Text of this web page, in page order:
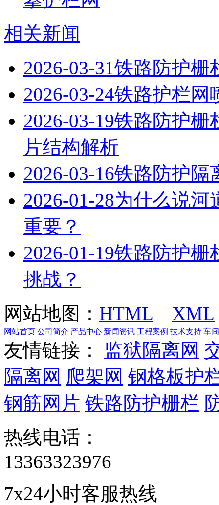
相关新闻
2026-03-31铁路防护栅
2026-03-24铁路护栏网
2026-03-19铁路防护栅
片结构解析
2026-03-16铁路防护隔
2026-01-28为什么说河
重要？
2026-01-19铁路防护栅
挑战？
网站地图： HTML XML
网站首页 公司简介 产品中心 新闻资讯 工程案例 技术支持 车
友情链接： 监狱隔离网
隔离网 爬架网 钢格板护
钢筋网片 铁路防护栅栏
热线电话：
13363323976
7x24小时客服热线